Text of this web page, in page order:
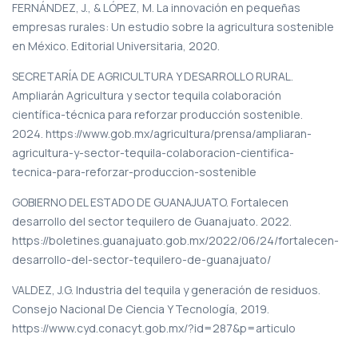
FERNÁNDEZ, J., & LÓPEZ, M. La innovación en pequeñas
empresas rurales: Un estudio sobre la agricultura sostenible
en México. Editorial Universitaria, 2020.
SECRETARÍA DE AGRICULTURA Y DESARROLLO RURAL.
Ampliarán Agricultura y sector tequila colaboración
científica-técnica para reforzar producción sostenible.
2024. https://www.gob.mx/agricultura/prensa/ampliaran-
agricultura-y-sector-tequila-colaboracion-cientifica-
tecnica-para-reforzar-produccion-sostenible
GOBIERNO DEL ESTADO DE GUANAJUATO. Fortalecen
desarrollo del sector tequilero de Guanajuato. 2022.
https://boletines.guanajuato.gob.mx/2022/06/24/fortalecen-
desarrollo-del-sector-tequilero-de-guanajuato/
VALDEZ, J.G. Industria del tequila y generación de residuos.
Consejo Nacional De Ciencia Y Tecnología, 2019.
https://www.cyd.conacyt.gob.mx/?id=287&p=articulo